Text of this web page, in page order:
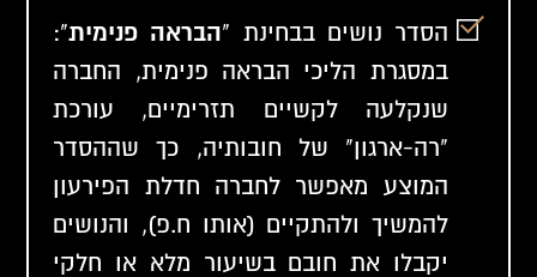
הסדר נושים בבחינת "הבראה פנימית":
במסגרת הליכי הבראה פנימית, החברה
שנקלעה לקשיים תזרימיים, עורכת
"רה-ארגון" של חובותיה, כך שההסדר
המוצע מאפשר לחברה חדלת הפירעון
להמשיך ולהתקיים (אותו ח.פ), והנושים
יקבלו את חובם בשיעור מלא או חלקי